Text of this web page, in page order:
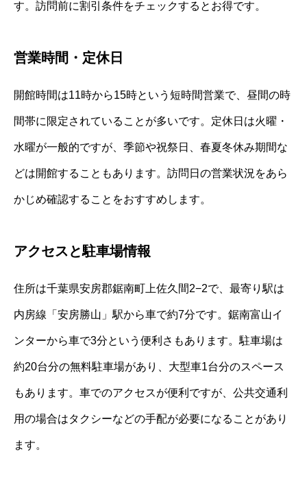
す。訪問前に割引条件をチェックするとお得です。
営業時間・定休日
開館時間は11時から15時という短時間営業で、昼間の時
間帯に限定されていることが多いです。定休日は火曜・
水曜が一般的ですが、季節や祝祭日、春夏冬休み期間な
どは開館することもあります。訪問日の営業状況をあら
かじめ確認することをおすすめします。
アクセスと駐車場情報
住所は千葉県安房郡鋸南町上佐久間2−2で、最寄り駅は
内房線「安房勝山」駅から車で約7分です。鋸南富山イ
ンターから車で3分という便利さもあります。駐車場は
約20台分の無料駐車場があり、大型車1台分のスペース
もあります。車でのアクセスが便利ですが、公共交通利
用の場合はタクシーなどの手配が必要になることがあり
ます。